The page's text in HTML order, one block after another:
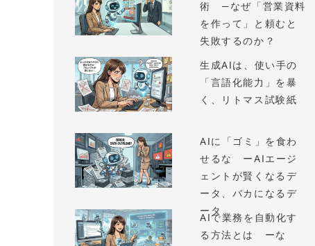
術 —なぜ「営業資料
を作って」と頼むと
失敗するのか？
生成AIは、使い手の
「言語化能力」を暴
く、リトマス試験紙
AIに「ゴミ」を食わ
せるな ーAIエージ
ェントが賢くなるデ
ータ、バカになるデ
ータ
AIで業務を自動化す
る方法とは ーな